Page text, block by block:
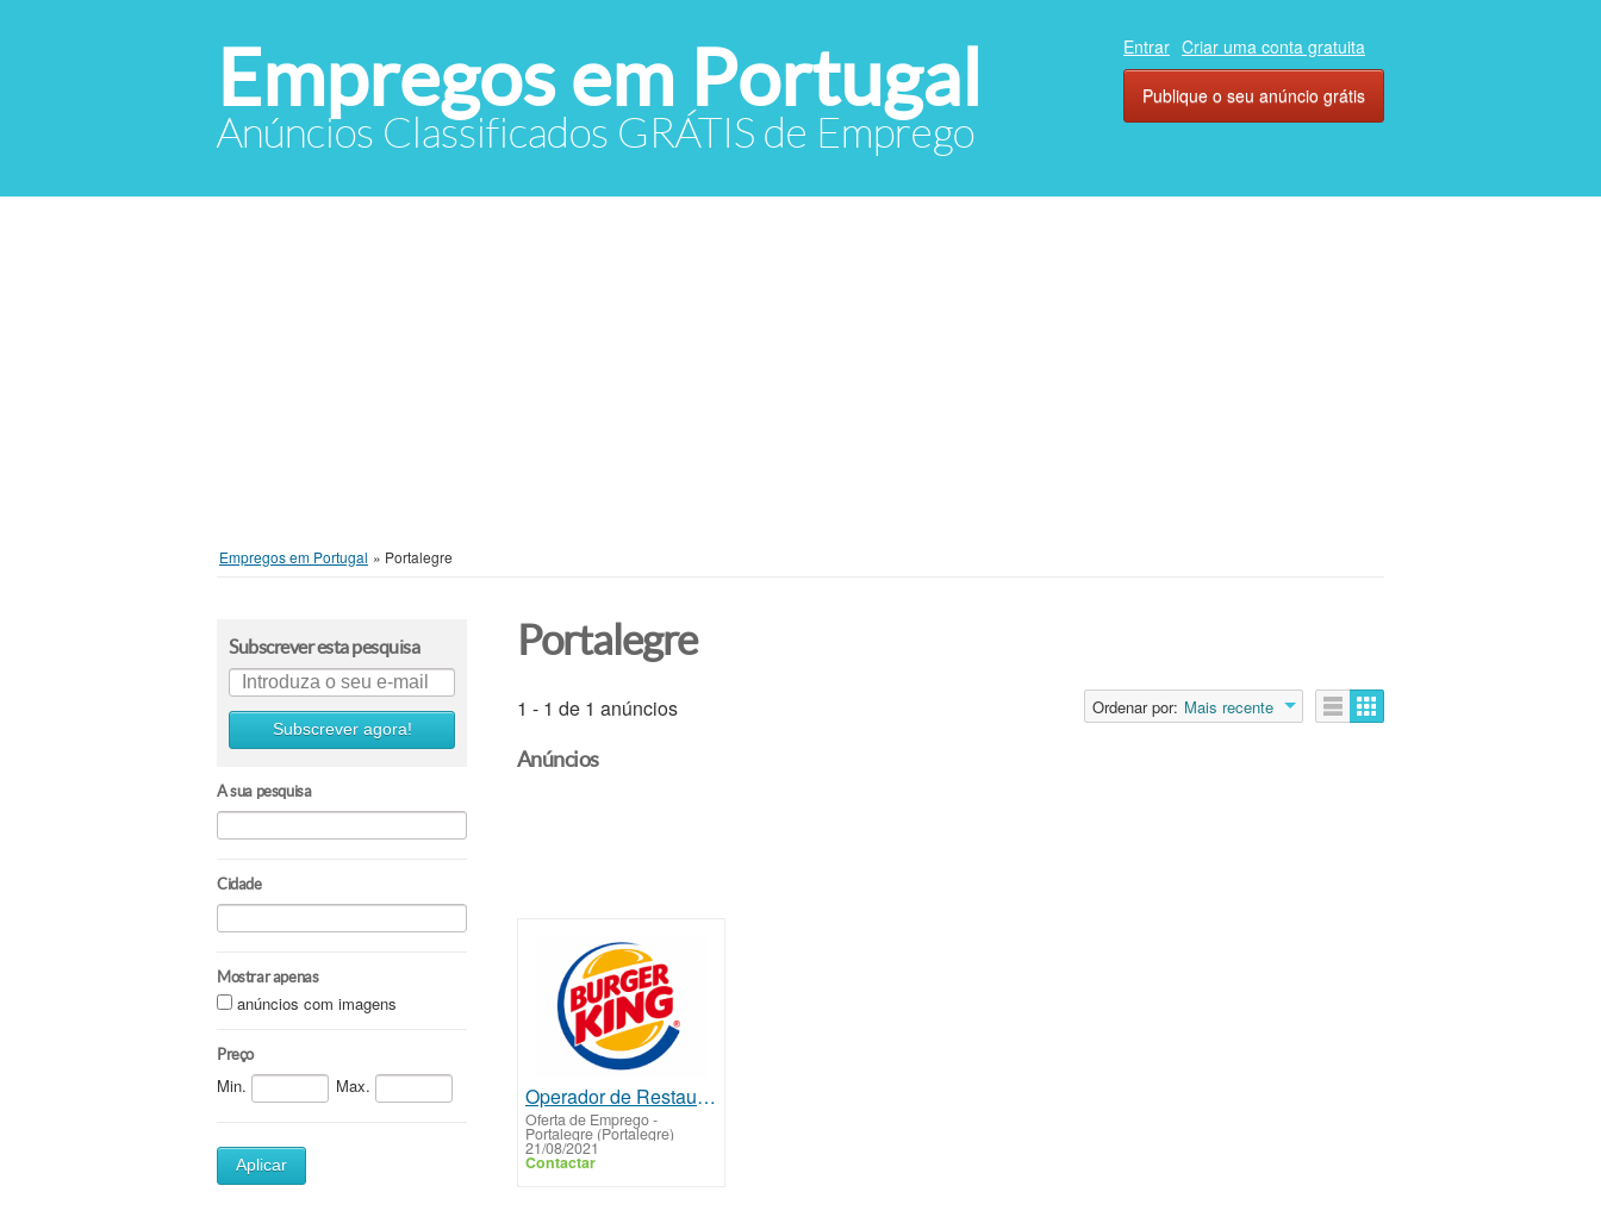
Empregos em Portugal
Anúncios Classificados GRÁTIS de Emprego
Entrar Criar uma conta gratuita
Publique o seu anúncio grátis
Empregos em Portugal » Portalegre
Subscrever esta pesquisa
Subscrever agora!
A sua pesquisa
Cidade
Mostrar apenas
anúncios com imagens
Preço
Min. Max.
Aplicar
Portalegre
1 - 1 de 1 anúncios Ordenar por: Mais recente
Anúncios
Operador de Restauração
Oferta de Emprego-
Portalegre (Portalegre)
21/08/2021
Contactar